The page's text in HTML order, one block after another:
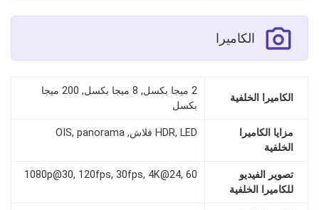
الكاميرا
الكاميرا الخلفية
2 ميجا بكسل, 8 ميجا بكسل, 200 ميجا
بكسل
مزايا الكاميرا
الخلفية
HDR, LED فلاش, OIS, panorama
تصوير الفيديو
للكاميرا الخلفية
1080p@30, 120fps, 30fps, 4K@24, 60